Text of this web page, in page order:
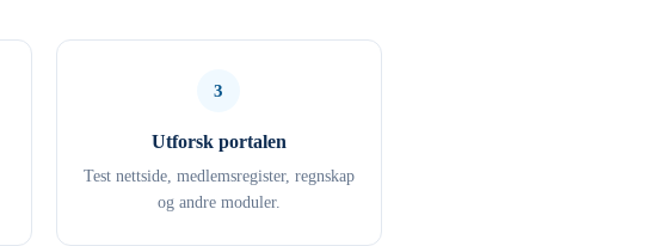
3
Utforsk portalen
Test nettside, medlemsregister, regnskap
og andre moduler.